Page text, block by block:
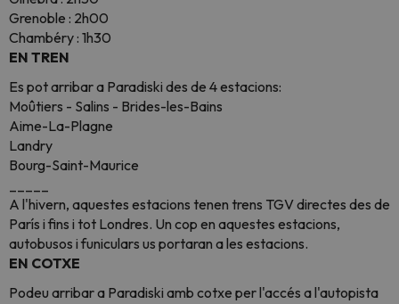
Grenoble : 2h00
Chambéry : 1h30
EN TREN
Es pot arribar a Paradiski des de 4 estacions:
Moûtiers - Salins - Brides-les-Bains
Aime-La-Plagne
Landry
Bourg-Saint-Maurice
A l'hivern, aquestes estacions tenen trens TGV directes des de
París i fins i tot Londres. Un cop en aquestes estacions,
autobusos i funiculars us portaran a les estacions.
EN COTXE
Podeu arribar a Paradiski amb cotxe per l'accés a l'autopista